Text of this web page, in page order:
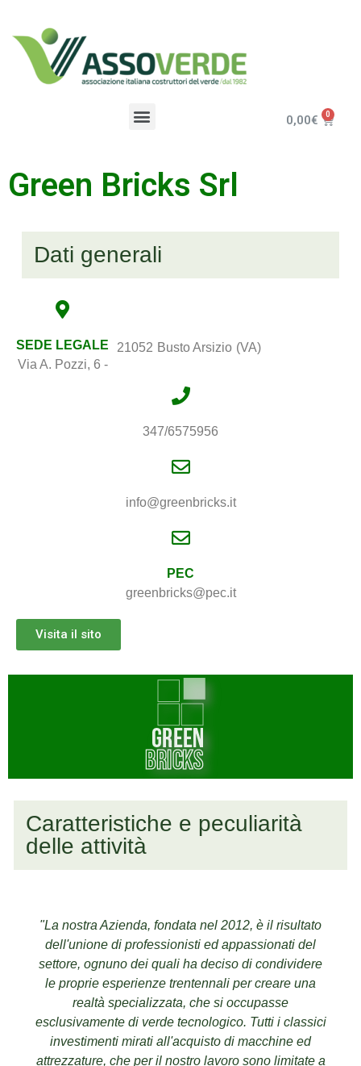
0,00€
Green Bricks Srl
Dati generali
SEDE LEGALE
Via A. Pozzi, 6 -
21052 Busto Arsizio (VA)
347/6575956
info@greenbricks.it
PEC
greenbricks@pec.it
Visita il sito
Caratteristiche e peculiarità
delle attività
"La nostra Azienda, fondata nel 2012, è il risultato
dell'unione di professionisti ed appassionati del
settore, ognuno dei quali ha deciso di condividere
le proprie esperienze trentennali per creare una
realtà specializzata, che si occupasse
esclusivamente di verde tecnologico. Tutti i classici
investimenti mirati all'acquisto di macchine ed
attrezzature, che per il nostro lavoro sono limitate a